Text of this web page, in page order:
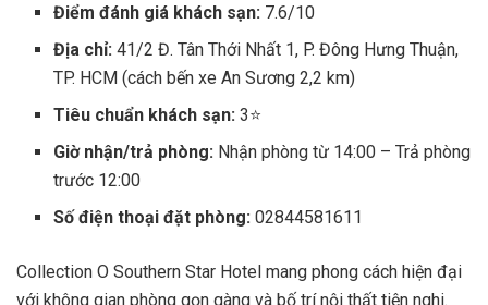
Điểm đánh giá khách sạn: 7.6/10
Địa chỉ: 41/2 Đ. Tân Thới Nhất 1, P. Đông Hưng Thuận,
TP. HCM (cách bến xe An Sương 2,2 km)
Tiêu chuẩn khách sạn: 3⭐
Giờ nhận/trả phòng: Nhận phòng từ 14:00 – Trả phòng
trước 12:00
Số điện thoại đặt phòng: 02844581611
Collection O Southern Star Hotel mang phong cách hiện đại
với không gian phòng gọn gàng và bố trí nội thất tiện nghi.